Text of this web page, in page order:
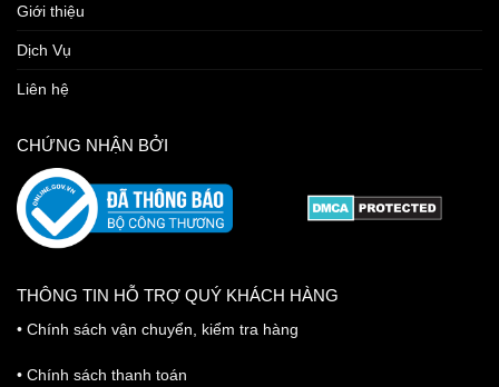
Giới thiệu
Dịch Vụ
Liên hệ
CHỨNG NHẬN BỞI
THÔNG TIN HỖ TRỢ QUÝ KHÁCH HÀNG
• Chính sách vận chuyển, kiểm tra hàng
• Chính sách thanh toán